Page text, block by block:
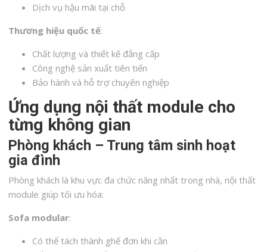
Dịch vụ hậu mãi tại chỗ
Thương hiệu quốc tế:
Chất lượng và thiết kế đẳng cấp
Công nghệ sản xuất tiên tiến
Bảo hành và hỗ trợ chuyên nghiệp
Ứng dụng nội thất module cho
từng không gian
Phòng khách – Trung tâm sinh hoạt
gia đình
Phòng khách là khu vực đa chức năng nhất trong nhà, nội thất
module giúp tối ưu hóa:
Sofa modular:
Có thể tách thành ghế đơn khi cần